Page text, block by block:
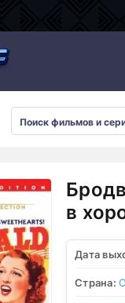
в
Дата
Страна: